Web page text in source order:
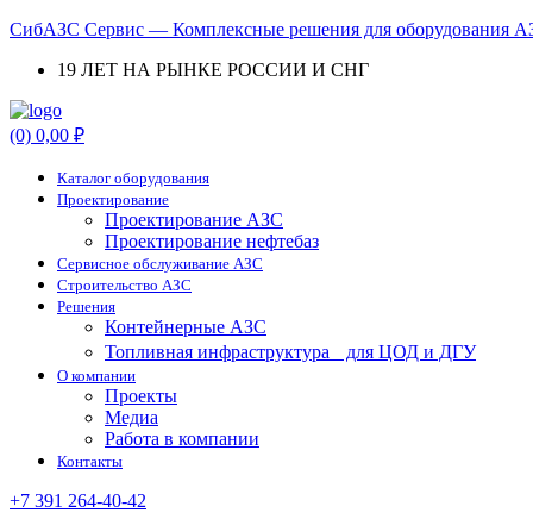
СибАЗС Сервис — Комплексные решения для оборудования
19 ЛЕТ НА РЫНКЕ РОССИИ И СНГ
Menu
(0) 0,00 ₽
Каталог оборудования
Проектирование
Проектирование АЗС
Проектирование нефтебаз
Cервисное обслуживание АЗС
Строительство АЗС
Решения
Контейнерные АЗС
Топливная инфраструктура для ЦОД и ДГУ
О компании
Проекты
Медиа
Работа в компании
Контакты
+7 391 264-40-42